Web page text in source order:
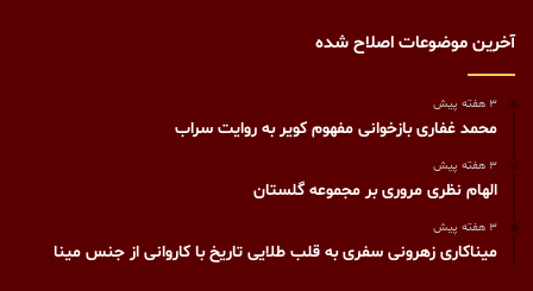
آخرین موضوعات اصلاح شده
3 هفته پیش
محمد غفاری بازخوانی مفهوم کویر به روایت سراب
3 هفته پیش
الهام نظری مروری بر مجموعه گلستان
3 هفته پیش
میناکاری زهرونی سفری به قلب طلایی تاریخ با کاروانی از جنس مینا